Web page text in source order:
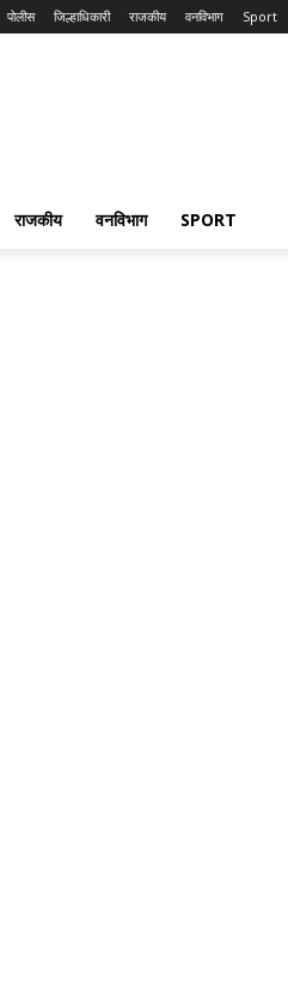
पोलीस जिल्हाधिकारी राजकीय वनविभाग Sport
राजकीय वनविभाग SPORT